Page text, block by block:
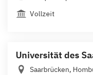
Vollzeit
Universität des
Saarbrücken,